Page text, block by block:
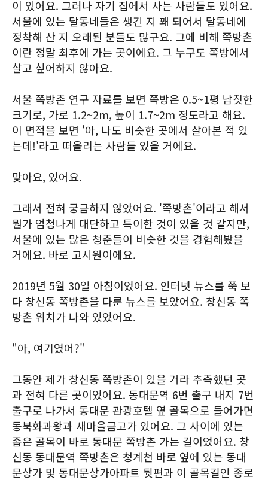
이 있어요. 그러나 자기 집에서 사는 사람들도 있어요.
서울에 있는 달동네들은 생긴 지 꽤 되어서 달동네에
정착해 산 지 오래된 분들도 많구요. 그에 비해 쪽방촌
이란 정말 최후에 가는 곳이에요. 그 누구도 쪽방에서
살고 싶어하지 않아요.
서울 쪽방촌 연구 자료를 보면 쪽방은 0.5~1평 남짓한
크기로, 가로 1.2~2m, 높이 1.7~2m 정도라고 해요.
이 면적을 보면 '아, 나도 비슷한 곳에서 살아본 적 있
는데!'라고 떠올리는 사람들 있을 거에요.
맞아요, 있어요.
그래서 전혀 궁금하지 않았어요. '쪽방촌'이라고 해서
뭔가 엄청나게 대단하고 특이한 것이 있을 것 같지만,
서울에 있는 많은 청춘들이 비슷한 것을 경험해봤을
거에요. 바로 고시원이에요.
2019년 5월 30일 아침이었어요. 인터넷 뉴스를 쭉 보
다 창신동 쪽방촌을 다룬 뉴스를 보았어요. 창신동 쪽
방촌 위치가 나와 있었어요.
"아, 여기였어?"
그동안 제가 창신동 쪽방촌이 있을 거라 추측했던 곳
과 전혀 다른 곳이었어요. 동대문역 6번 출구 내지 7번
출구로 나가서 동대문 관광호텔 옆 골목으로 들어가면
동북화과왕과 새마을금고가 있어요. 그 사이에 있는
좁은 골목이 바로 동대문 쪽방촌 가는 길이었어요. 창
신동 동대문역 쪽방촌은 청계천 바로 옆에 있는 동대
문상가 및 동대문상가아파트 뒷편과 이 골목길인 종로